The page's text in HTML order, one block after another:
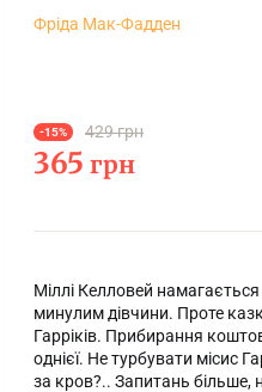
Фріда Мак-Фадден
-15% 429 грн
365 грн
Міллі Келловей
минулим дівчини. Проте
Гарріків. Прибирання
однієї. Не турбувати місис
за кров?.. Запитань більше,